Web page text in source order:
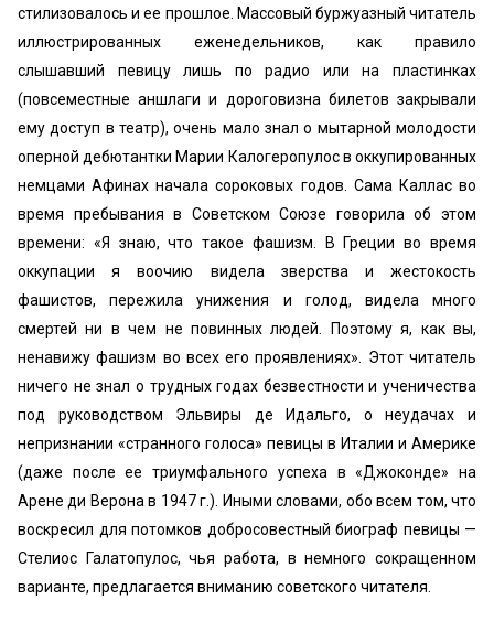
стилизовалось и ее прошлое. Массовый буржуазный читатель
иллюстрированных еженедельников, как правило
слышавший певицу лишь по радио или на пластинках
(повсеместные аншлаги и дороговизна билетов закрывали
ему доступ в театр), очень мало знал о мытарной молодости
оперной дебютантки Марии Калогеропулос в оккупированных
немцами Афинах начала сороковых годов. Сама Каллас во
время пребывания в Советском Союзе говорила об этом
времени: «Я знаю, что такое фашизм. В Греции во время
оккупации я воочию видела зверства и жестокость
фашистов, пережила унижения и голод, видела много
смертей ни в чем не повинных людей. Поэтому я, как вы,
ненавижу фашизм во всех его проявлениях». Этот читатель
ничего не знал о трудных годах безвестности и ученичества
под руководством Эльвиры де Идальго, о неудачах и
непризнании «странного голоса» певицы в Италии и Америке
(даже после ее триумфального успеха в «Джоконде» на
Арене ди Верона в 1947 г.). Иными словами, обо всем том, что
воскресил для потомков добросовестный биограф певицы —
Стелиос Галатопулос, чья работа, в немного сокращенном
варианте, предлагается вниманию советского читателя.